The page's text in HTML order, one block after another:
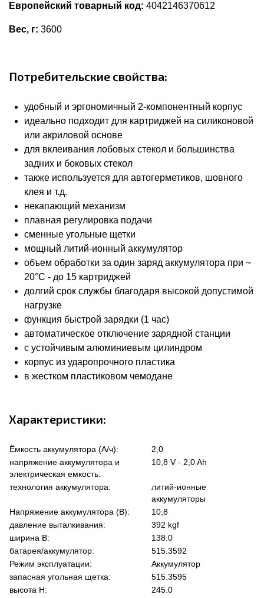
Европейский товарный код: 4042146370612
Вес, г: 3600
Потребительские свойства:
удобный и эргономичный 2-компонентный корпус
идеально подходит для картриджей на силиконовой
или акриловой основе
для вклеивания лобовых стекол и большинства
задних и боковых стекол
также используется для автогерметиков, шовного
клея и т.д.
некапающий механизм
плавная регулировка подачи
сменные угольные щетки
мощный литий-ионный аккумулятор
объем обработки за один заряд аккумулятора при ~
20°C - до 15 картриджей
долгий срок службы благодаря высокой допустимой
нагрузке
функция быстрой зарядки (1 час)
автоматическое отключение зарядной станции
с устойчивым алюминиевым цилиндром
корпус из ударопрочного пластика
в жестком пластиковом чемодане
Характеристики:
Ёмкость аккумулятора (А/ч):
2,0
напряжение аккумулятора и
электрическая емкость:
10,8 V - 2,0 Ah
технология аккумулятора:
литий-ионные
аккумуляторы
Напряжение аккумулятора (В):
10,8
давление выталкивания:
392 kgf
ширина В:
138.0
батарея/аккумулятор:
515.3592
Режим эксплуатации:
Аккумулятор
запасная угольная щетка:
515.3595
высота Н:
245.0